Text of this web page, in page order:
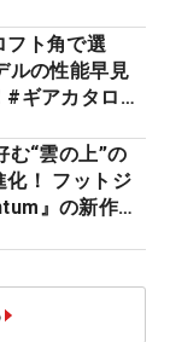
フト角で選
の性能早見
ギアカタログ
む“雲の上”の
化！ フットジ
』の新作を